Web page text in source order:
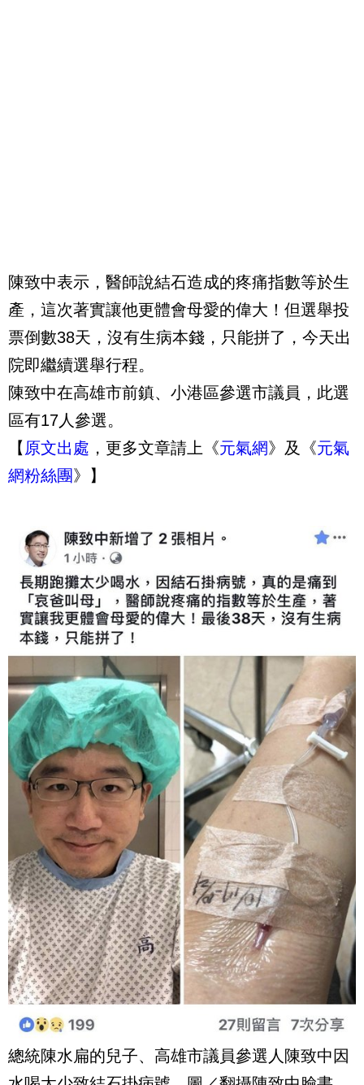
陳致中表示，醫師說結石造成的疼痛指數等於生
產，這次著實讓他更體會母愛的偉大！但選舉投
票倒數38天，沒有生病本錢，只能拼了，今天出
院即繼續選舉行程。
陳致中在高雄市前鎮、小港區參選市議員，此選
區有17人參選。
【 原文出處 ，更多文章請上《元氣網》及《元氣
網粉絲團》】
總統陳水扁的兒子、高雄市議員參選人陳致中因